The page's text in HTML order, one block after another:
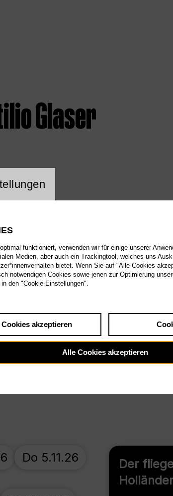
Glaser
Der
Holländer
Do 5.11.26
Cookie
funktioniert, verwenden wir für einige unserer
Medien, aber auch ein Trackingtool, welches uns
bietet. Wenn Sie auf "Alle Cookies
notwendigen Cookies sowie jenen zur Optimierung
den "Cookie-Einstellungen".
akzeptieren
Alle Cookies akzeptieren